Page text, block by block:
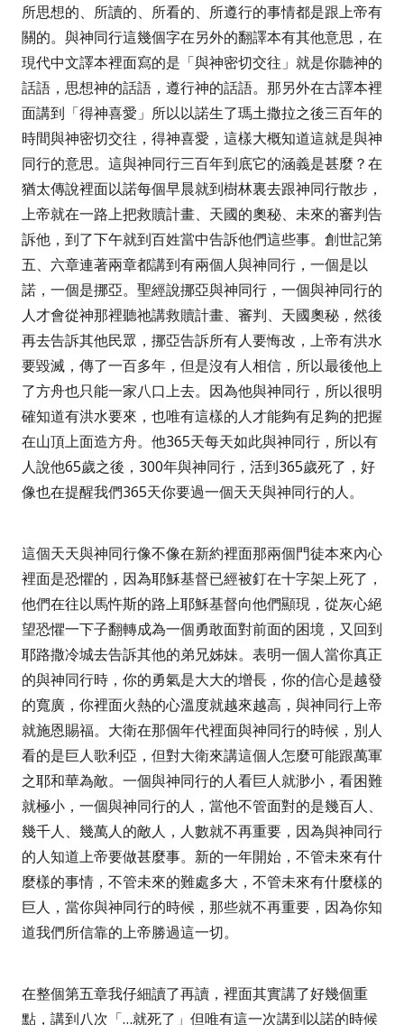
所思想的、所讀的、所看的、所遵行的事情都是跟上帝有
關的。與神同行這幾個字在另外的翻譯本有其他意思，在
現代中文譯本裡面寫的是「與神密切交往」就是你聽神的
話語，思想神的話語，遵行神的話語。那另外在古譯本裡
面講到「得神喜愛」所以以諾生了瑪土撒拉之後三百年的
時間與神密切交往，得神喜愛，這樣大概知道這就是與神
同行的意思。這與神同行三百年到底它的涵義是甚麼？在
猶太傳說裡面以諾每個早晨就到樹林裏去跟神同行散步，
上帝就在一路上把救贖計畫、天國的奧秘、未來的審判告
訴他，到了下午就到百姓當中告訴他們這些事。創世記第
五、六章連著兩章都講到有兩個人與神同行，一個是以
諾，一個是挪亞。聖經說挪亞與神同行，一個與神同行的
人才會從神那裡聽祂講救贖計畫、審判、天國奧秘，然後
再去告訴其他民眾，挪亞告訴所有人要悔改，上帝有洪水
要毀滅，傳了一百多年，但是沒有人相信，所以最後他上
了方舟也只能一家八口上去。因為他與神同行，所以很明
確知道有洪水要來，也唯有這樣的人才能夠有足夠的把握
在山頂上面造方舟。他365天每天如此與神同行，所以有
人說他65歲之後， 300年與神同行，活到365歲死了，好
像也在提醒我們365天你要過一個天天與神同行的人。
這個天天與神同行像不像在新約裡面那兩個門徒本來內心
裡面是恐懼的，因為耶穌基督已經被釘在十字架上死了，
他們在往以馬忤斯的路上耶穌基督向他們顯現，從灰心絕
望恐懼一下子翻轉成為一個勇敢面對前面的困境，又回到
耶路撒冷城去告訴其他的弟兄姊妹。表明一個人當你真正
的與神同行時，你的勇氣是大大的增長，你的信心是越發
的寬廣，你裡面火熱的心溫度就越來越高，與神同行上帝
就施恩賜福。大衛在那個年代裡面與神同行的時候，別人
看的是巨人歌利亞，但對大衛來講這個人怎麼可能跟萬軍
之耶和華為敵。一個與神同行的人看巨人就渺小，看困難
就極小，一個與神同行的人，當他不管面對的是幾百人、
幾千人、幾萬人的敵人，人數就不再重要，因為與神同行
的人知道上帝要做甚麼事。新的一年開始，不管未來有什
麼樣的事情，不管未來的難處多大，不管未來有什麼樣的
巨人，當你與神同行的時候，那些就不再重要，因為你知
道我們所信靠的上帝勝過這一切。
在整個第五章我仔細讀了再讀，裡面其實講了好幾個重
點，講到八次 「…就死了」 但唯有這一次講到以諾的時候